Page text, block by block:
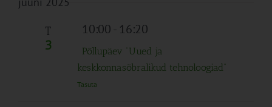
T
3
10:00- 16:20
Põllupäev “Uued ja
keskkonnasõbralikud tehnoloogiad“
Tasuta